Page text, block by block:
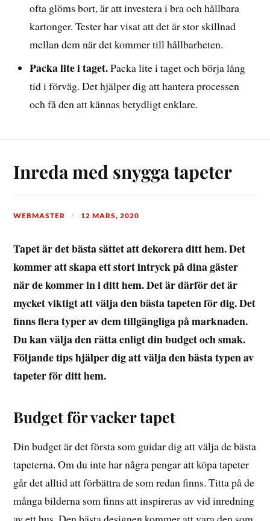
ofta glöms bort, är att investera i bra och hållbara
kartonger. Tester har visat att det är stor skillnad
mellan dem när det kommer till hållbarheten.
Packa lite i taget.Packa lite i taget och börja lång
tid i förväg. Det hjälper dig att hantera processen
och få den att kännas betydligt enklare.
Inreda med snygga tapeter
WEBMASTER 12 MARS, 2020
Tapet är det bästa sättet att dekorera ditt hem. Det
kommer att skapa ett stort intryck på dina gäster
när de kommer in i ditt hem. Det är därför det är
mycket viktigt att välja den bästa tapeten för dig. Det
finns flera typer av dem tillgängliga på marknaden.
Du kan välja den rätta enligt din budget och smak.
Följande tips hjälper dig att välja den bästa typen av
tapeter för ditt hem.
Budget för vacker tapet
Din budget är det första som guidar dig att välja de bästa
tapeterna. Om du inte har några pengar att köpa tapeter
går det alltid att förbättra de som redan finns. Titta på de
många bilderna som finns att inspireras av vid inredning